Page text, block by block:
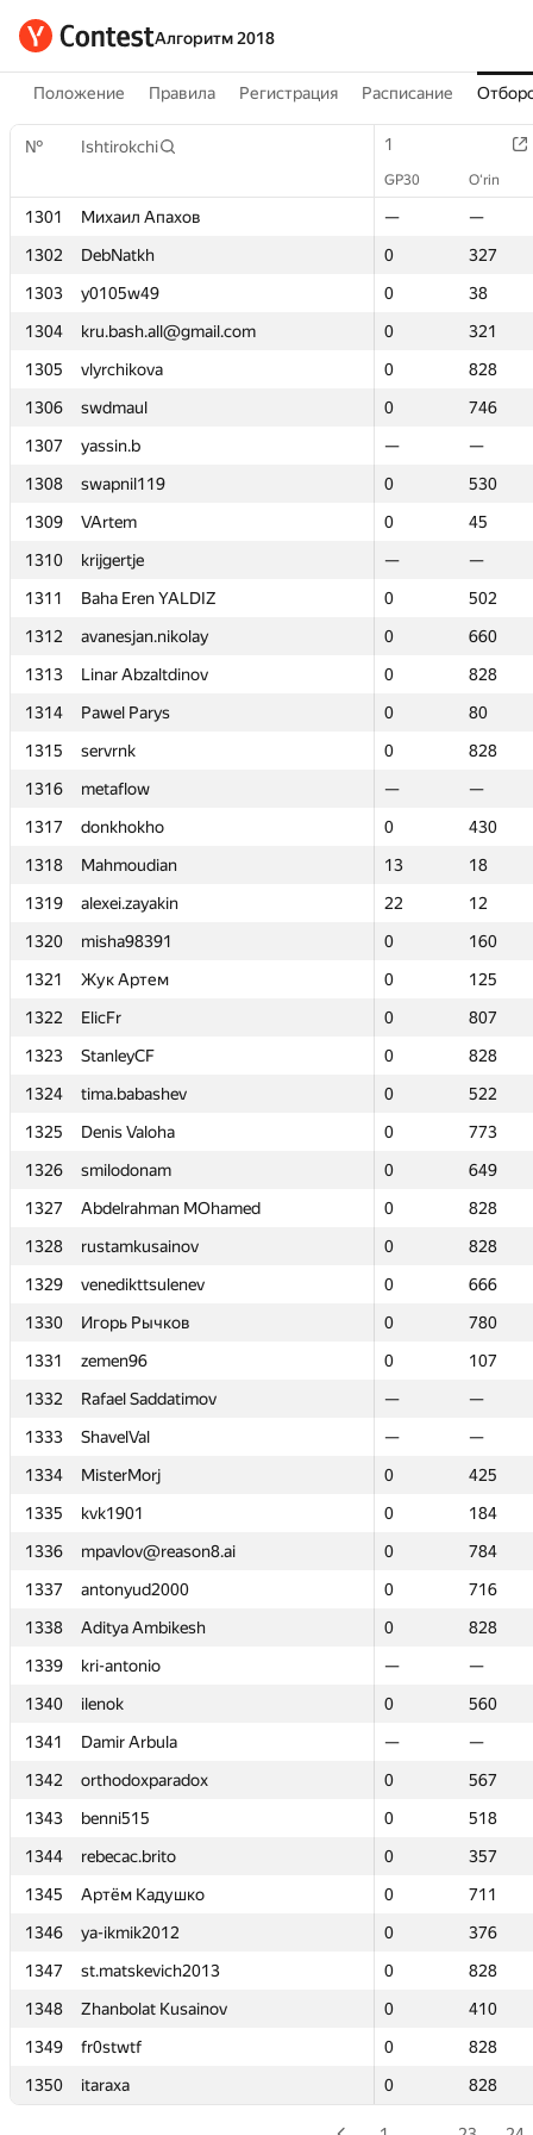
Алгоритм 2018
Положение Правила Регистрация Расписание
№ Ishtirokchi 1
GP30 O‘rin
1301 Михаил Апахов —
—
1302
DebNatkh 0
327
1303
y0105w49 0
38
1304
kru.bash.all@gmail.com 0
321
1305
vlyrchikova 0
828
1306
swdmaul 0
746
1307
yassin.b —
—
1308
swapnil119 0
530
1309
VArtem 0
45
1310
krijgertje —
—
1311
Baha Eren YALDIZ 0
502
1312
avanesjan.nikolay 0
660
1313
Linar Abzaltdinov 0
828
1314
Pawel Parys 0
80
1315
servrnk 0
828
1316
metaflow —
—
1317
donkhokho 0
430
1318
Mahmoudian 13
18
1319
alexei.zayakin 22
12
1320
misha98391 0
160
1321
Жук Артем 0
125
1322
ElicFr 0
807
1323
StanleyCF 0
828
1324
tima.babashev 0
522
1325
Denis Valoha 0
773
1326
smilodonam 0
649
1327
Abdelrahman MOhamed 0
828
1328
rustamkusainov 0
828
1329
venedikttsulenev 0
666
1330
Игорь Рычков 0
780
1331
zemen96 0
107
1332
Rafael Saddatimov —
—
1333
ShavelVal —
—
1334
MisterMorj 0
425
1335
kvk1901 0
184
1336
mpavlov@reason8.ai 0
784
1337
antonyud2000 0
716
1338
Aditya Ambikesh 0
828
1339
kri-antonio —
—
1340
ilenok 0
560
1341
Damir Arbula —
—
1342
orthodoxparadox 0
567
1343
benni515 0
518
1344
rebecac.brito 0
357
1345
Артём Кадушко 0
711
1346
ya-ikmik2012 0
376
1347
st.matskevich2013 0
828
1348
Zhanbolat Kusainov 0
410
1349
fr0stwtf 0
828
1350
itaraxa 0 828
№ Ishtirokchi 1
GP30 O‘rin
1301 Михаил Апахов —
—
1302
DebNatkh 0
327
1303
y0105w49 0
38
1304
kru.bash.all@gmail.com 0
321
1305
vlyrchikova 0
828
1306
swdmaul 0
746
1307
yassin.b —
—
1308
swapnil119 0
530
1309
VArtem 0
45
1310
krijgertje —
—
1311
Baha Eren YALDIZ 0
502
1312
avanesjan.nikolay 0
660
1313
Linar Abzaltdinov 0
828
1314
Pawel Parys 0
80
1315
servrnk 0
828
1316
metaflow —
—
1317
donkhokho 0
430
1318
Mahmoudian 13
18
1319
alexei.zayakin 22
12
1320
misha98391 0
160
1321
Жук Артем 0
125
1322
ElicFr 0
807
1323
StanleyCF 0
828
1324
tima.babashev 0
522
1325
Denis Valoha 0
773
1326
smilodonam 0
649
1327
Abdelrahman MOhamed 0
828
1328
rustamkusainov 0
828
1329
venedikttsulenev 0
666
1330
Игорь Рычков 0
780
1331
zemen96 0
107
1332
Rafael Saddatimov —
—
1333
ShavelVal —
—
1334
MisterMorj 0
425
1335
kvk1901 0
184
1336
mpavlov@reason8.ai 0
784
1337
antonyud2000 0
716
1338
Aditya Ambikesh 0
828
1339
kri-antonio —
—
1340
ilenok 0
560
1341
Damir Arbula —
—
1342
orthodoxparadox 0
567
1343
benni515 0
518
1344
rebecac.brito 0
357
1345
Артём Кадушко 0
711
1346
ya-ikmik2012 0
376
1347
st.matskevich2013 0
828
1348
Zhanbolat Kusainov 0
410
1349
fr0stwtf 0
828
1350
itaraxa 0 828